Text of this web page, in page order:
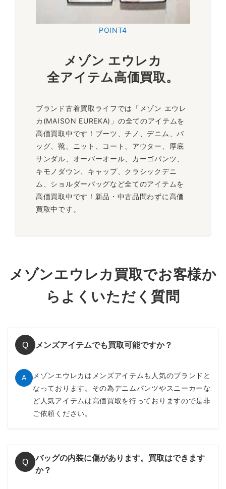
POINT4
メゾン エウレカ
全アイテム高価買取。
ブランド古着買取ライフでは「メゾン エウレ
カ(MAISON EUREKA)」の全てのアイテムを
高価買取中です！ブーツ、チノ、デニム、バ
ッグ、靴、ニット、コート、アウター、厚底
サンダル、オーバーオール、カーゴパンツ、
キモノダウン、キャップ、クラシックデニ
ム、ショルダーバッグなど全てのアイテムを
高価買取中です！新品・中古品問わずに高価
買取中です。
メゾンエウレカ買取でお客様か
らよくいただく質問
Q メンズアイテムでも買取可能ですか？
A
メゾンエウレカはメンズアイテムも人気のブランドと
なっております。その為デニムパンツやスニーカーな
ど人気アイテムは高価買取を行っておりますので是非
ご依頼ください。
Q
バッグの内装に傷があります。買取はできます
か？